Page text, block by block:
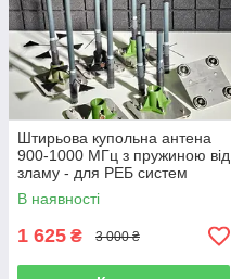
Штирьова купольна антена
900-1000 МГц з пружиною від
зламу - для РЕБ систем
В наявності
1 625 ₴ 3 000 ₴